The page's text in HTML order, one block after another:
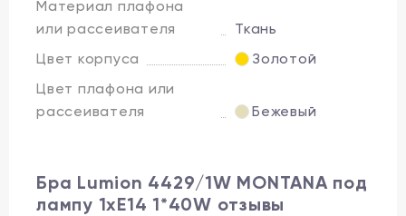
Материал плафона
или рассеивателя
Ткань
Цвет корпуса
Золотой
Цвет плафона или
рассеивателя
Бежевый
Бра Lumion 4429/1W MONTANA под
лампу 1xE14 1*40W отзывы